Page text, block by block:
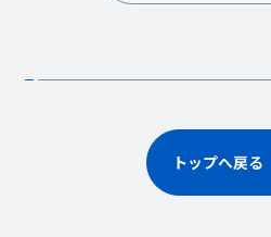
トップへ戻る